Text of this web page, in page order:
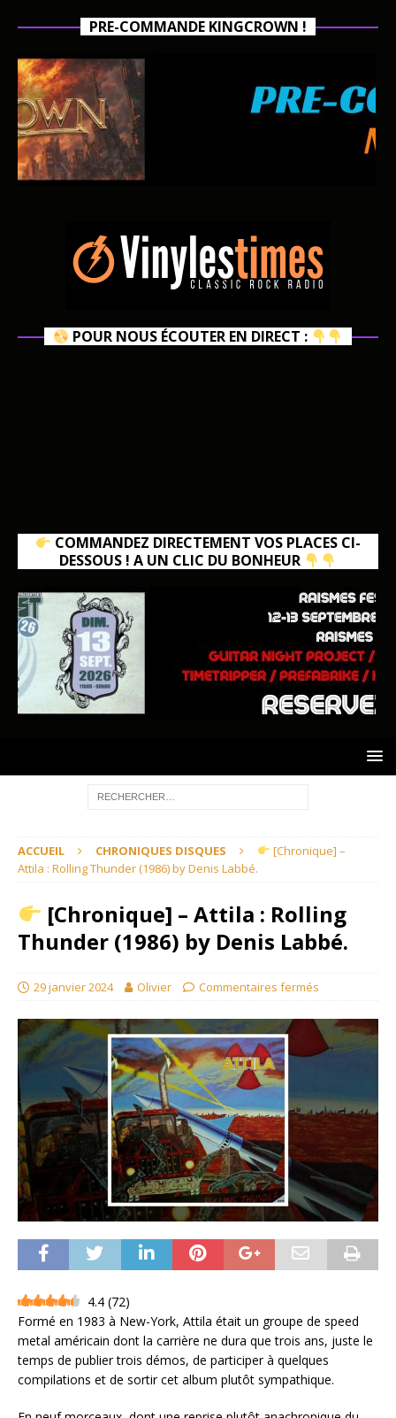
PRE-COMMANDE KINGCROWN !
POUR NOUS ÉCOUTER EN DIRECT :
COMMANDEZ DIRECTEMENT VOS PLACES CI-
DESSOUS ! A UN CLIC DU BONHEUR
ACCUEIL CHRONIQUES DISQUES
[Chronique] –
Attila : Rolling Thunder (1986) by Denis Labbé.
[Chronique] – Attila : Rolling
Thunder (1986) by Denis Labbé.
29 janvier 2024 Olivier Commentaires fermés
4.4 (72)
Formé en 1983 à New-York, Attila était un groupe de speed
metal américain dont la carrière ne dura que trois ans, juste le
temps de publier trois démos, de participer à quelques
compilations et de sortir cet album plutôt sympathique.